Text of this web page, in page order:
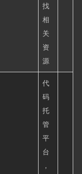
找
相
关
资
源
代
码
托
管
平
台
，